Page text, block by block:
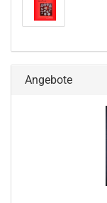
Angebote